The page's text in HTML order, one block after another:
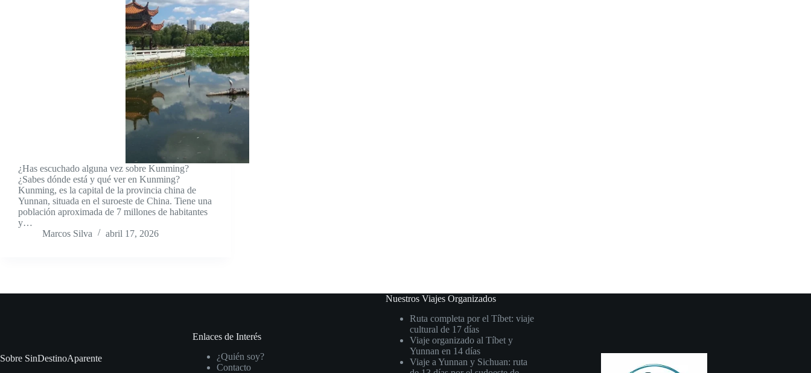
¿Has escuchado alguna vez sobre Kunming?
¿Sabes dónde está y qué ver en Kunming?
Kunming, es la capital de la provincia china de
Yunnan, situada en el suroeste de China. Tiene una
población aproximada de 7 millones de habitantes
y…
Marcos Silva
abril 17, 2026
Sobre SinDestinoAparente
Enlaces de Interés
¿Quién soy?
Contacto
Nuestros Viajes Organizados
Ruta completa por el Tíbet: viaje
cultural de 17 días
Viaje organizado al Tíbet y
Yunnan en 14 días
Viaje a Yunnan y Sichuan: ruta